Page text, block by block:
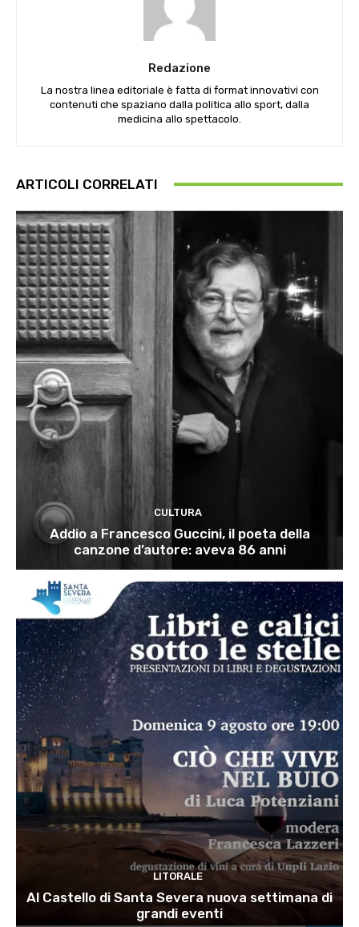
Redazione
La nostra linea editoriale è fatta di format innovativi con
contenuti che spaziano dalla politica allo sport, dalla
medicina allo spettacolo.
ARTICOLI CORRELATI
CULTURA
Addio a Francesco Guccini, il poeta della
canzone d’autore: aveva 86 anni
LITORALE
Al Castello di Santa Severa nuova settimana di
grandi eventi